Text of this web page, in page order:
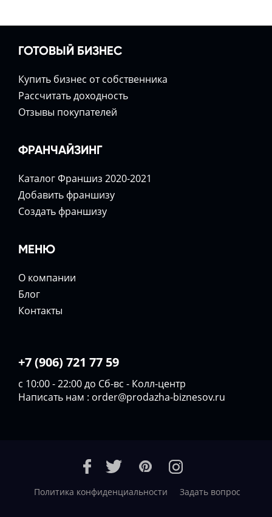
ГОТОВЫЙ БИЗНЕС
Купить бизнес от собственника
Расcчитать доходность
Отзывы покупателей
ФРАНЧАЙЗИНГ
Каталог Франшиз 2020-2021
Добавить франшизу
Создать франшизу
МЕНЮ
О компании
Блог
Контакты
+7 (906) 721 77 59
с 10:00 - 22:00 до Сб-вс - Колл-центр
Написать нам : order@prodazha-biznesov.ru
Политика конфиденциальности Задать вопрос